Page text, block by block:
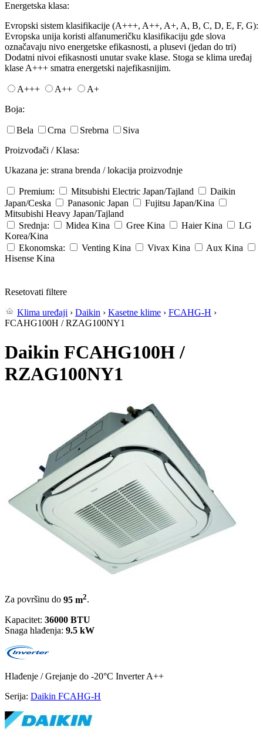
Energetska klasa:
Evropski sistem klasifikacije (A+++, A++, A+, A, B, C, D, E, F, G):
Evropska unija koristi alfanumeričku klasifikaciju gde slova
označavaju nivo energetske efikasnosti, a plusevi (jedan do tri)
Dodatni nivoi efikasnosti unutar svake klase. Stoga se klima uređaj
klase A+++ smatra energetski najefikasnijim.
A+++ A++
A+
Boja:
Bela Crna Srebrna
Siva
Proizvođači / Klasa:
Ukazana je: strana brenda / lokacija proizvodnje
Premium: Mitsubishi Electric Japan/Tajland
Daikin
Japan/Ceska
Panasonic Japan Fujitsu Japan/Kina
Mitsubishi Heavy Japan/Tajland
Srednja:
Midea Kina Gree Kina Haier Kina
LG
Korea/Kina
Ekonomska:
Venting Kina Vivax Kina Aux Kina
Hisense Kina
Resetovati filtere
Klima uređaji › Daikin › Kasetne klime › FCAHG-H ›
FCAHG100H / RZAG100NY1
Daikin FCAHG100H /
RZAG100NY1
Za površinu do 95 m2.
Kapacitet: 36000 BTU
Snaga hlađenja: 9.5 kW
Hlađenje / Grejanje do -20°C Inverter A++
Serija: Daikin FCAHG-H